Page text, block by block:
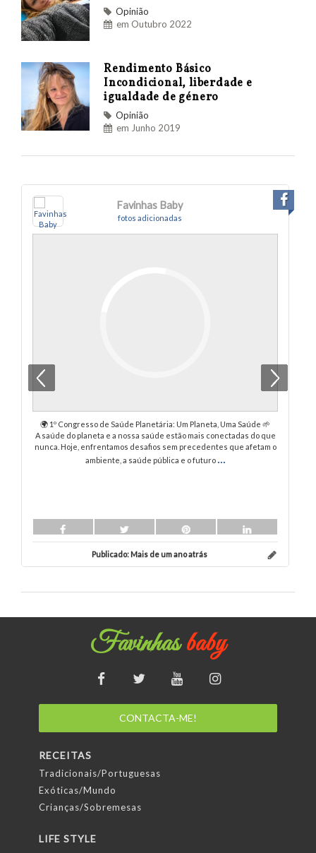
Opinião
em Outubro 2022
Rendimento Básico
Incondicional, liberdade e
igualdade de género
Opinião
em Junho 2019
Favinhas Baby
fotos adicionadas
🌍 1º Congresso de Saúde Planetária: Um Planeta, Uma Saúde 🌱
A saúde do planeta e a nossa saúde estão mais conectadas do que
nunca. Hoje, enfrentamos desafios sem precedentes que afetam o
ambiente, a saúde pública e o futuro ...
Publicado: Mais de um ano atrás
Favinhasbaby
CONTACTA-ME!
RECEITAS
Tradicionais/Portuguesas
Exóticas/Mundo
Crianças/Sobremesas
LIFE STYLE